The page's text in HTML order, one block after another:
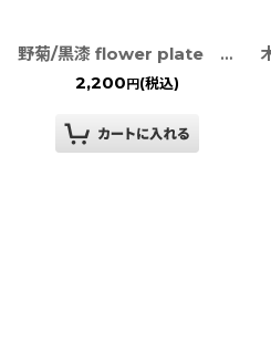
野菊/黒漆 flower plate TWFテーブルウェアフェスティバル
2,200 円(税込)